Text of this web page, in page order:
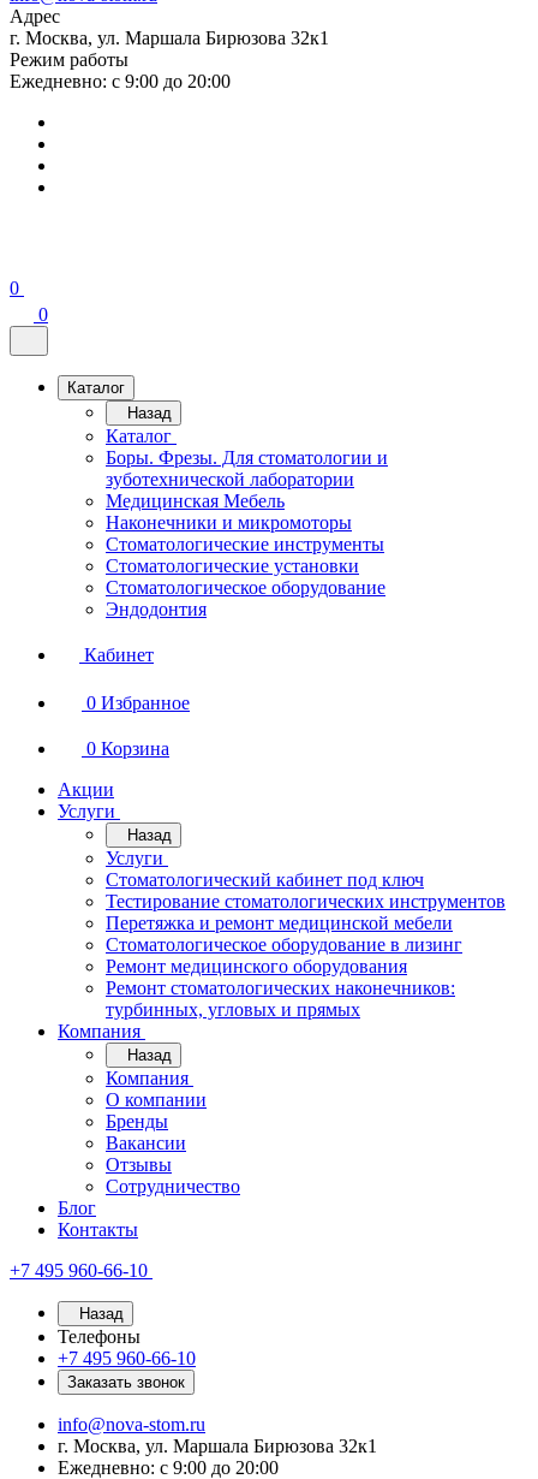
Адрес
г. Москва, ул. Маршала Бирюзова 32к1
Режим работы
Ежедневно: с 9:00 до 20:00
0
0
Каталог
Назад
Каталог
Боры. Фрезы. Для стоматологии и
зуботехнической лаборатории
Медицинская Мебель
Наконечники и микромоторы
Стоматологические инструменты
Стоматологические установки
Стоматологическое оборудование
Эндодонтия
Кабинет
0 Избранное
0 Корзина
Акции
Услуги
Назад
Услуги
Стоматологический кабинет под ключ
Тестирование стоматологических инструментов
Перетяжка и ремонт медицинской мебели
Стоматологическое оборудование в лизинг
Ремонт медицинского оборудования
Ремонт стоматологических наконечников:
турбинных, угловых и прямых
Компания
Назад
Компания
О компании
Бренды
Вакансии
Отзывы
Сотрудничество
Блог
Контакты
+7 495 960-66-10
Назад
Телефоны
+7 495 960-66-10
Заказать звонок
info@nova-stom.ru
г. Москва, ул. Маршала Бирюзова 32к1
Ежедневно: с 9:00 до 20:00